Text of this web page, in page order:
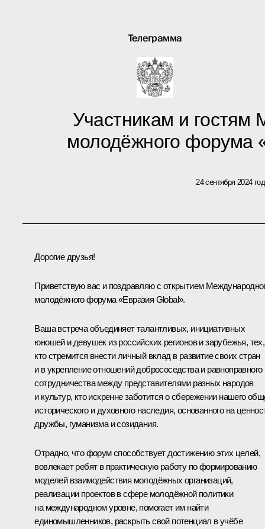
Телеграмма
Участникам и гостям
молодёжного форума
24 сентября 2024
Дорогие друзья!
Приветствую вас и поздравляю с открытием
молодёжного форума «Евразия Global».
Ваша встреча объединяет талантливых, инициативных
юношей и девушек из российских регионов и зарубежья, тех,
кто стремится внести личный вклад в развитие своих стран
и в укрепление отношений добрососедства и равноправного
сотрудничества между представителями разных народов
и культур, кто искренне заботится о сбережении нашего
исторического и духовного наследия, основанного на
дружбы, гуманизма и созидания.
Отрадно, что форум способствует достижению этих целей,
вовлекает ребят в практическую работу по формированию
моделей взаимодействия молодёжных организаций,
реализации проектов в сфере молодёжной политики
на международном уровне, помогает им найти
единомышленников, раскрыть свой потенциал в учёбе